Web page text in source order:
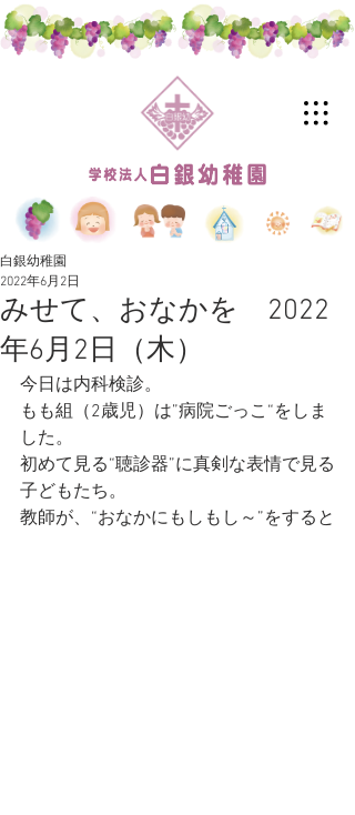
みせて、おなかを 2022
年6月2日（木）
白銀幼稚園
2022年6月2日
今日は内科検診。
もも組（2歳児）は”病院ごっこ“をしま
した。
初めて見る“聴診器”に真剣な表情で見る
子どもたち。
教師が、“おなかにもしもし～”をすると